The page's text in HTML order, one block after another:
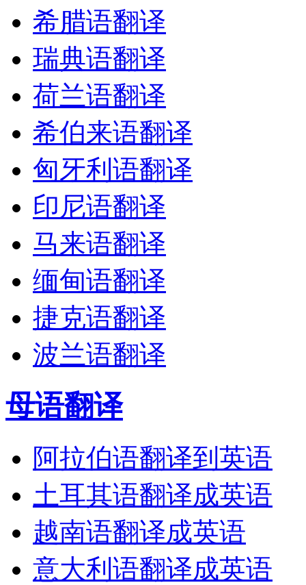
希腊语翻译
瑞典语翻译
荷兰语翻译
希伯来语翻译
匈牙利语翻译
印尼语翻译
马来语翻译
缅甸语翻译
捷克语翻译
波兰语翻译
母语翻译
阿拉伯语翻译到英语
土耳其语翻译成英语
越南语翻译成英语
意大利语翻译成英语